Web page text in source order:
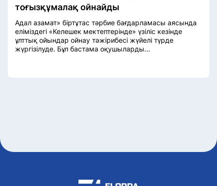
тоғызқұмалақ ойнайды
Адал азамат» біртұтас тәрбие бағдарламасы аясында
еліміздегі «Келешек мектептерінде» үзіліс кезінде
ұлттық ойындар ойнау тәжірибесі жүйелі түрде
жүргізілуде. Бұл бастама оқушыларды...